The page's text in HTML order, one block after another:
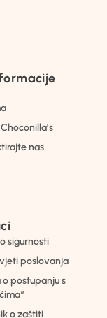
nas
sigurnosti
poslovanja
o postupanju s
o zaštiti